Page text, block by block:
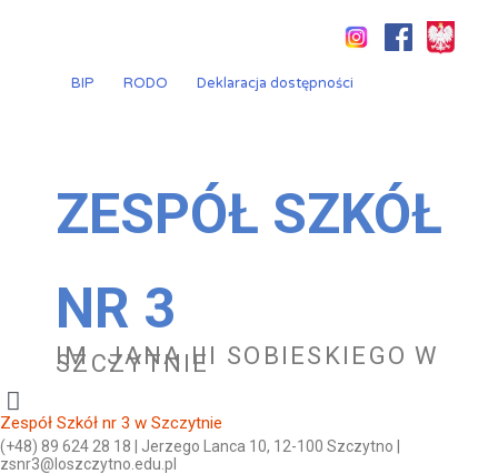
BIP
RODO Deklaracja dostępności
ZESPÓŁ SZKÓŁ
NR 3
IM. JANA III SOBIESKIEGO W
SZCZYTNIE
Zespół Szkół nr 3 w Szczytnie
(+48) 89 624 28 18 | Jerzego Lanca 10, 12-100 Szczytno |
zsnr3@loszczytno.edu.pl